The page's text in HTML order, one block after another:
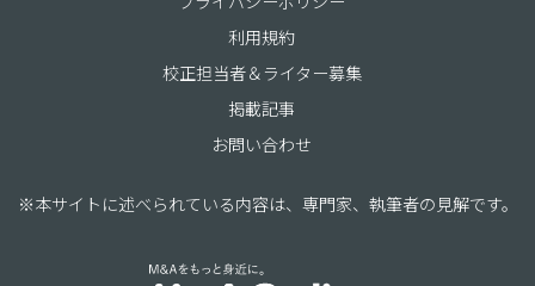
利用規約
校正担当者＆ライター募集
掲載記事
お問い合わせ
※本サイトに述べられている内容は、専門家、執筆者の見解です。